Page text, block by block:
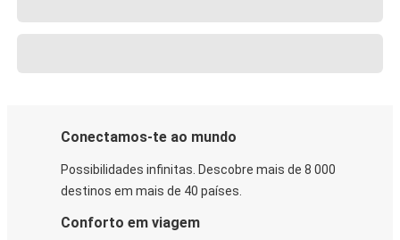
Conectamos-te ao mundo
Possibilidades infinitas. Descobre mais de 8 000
destinos em mais de 40 países.
Conforto em viagem